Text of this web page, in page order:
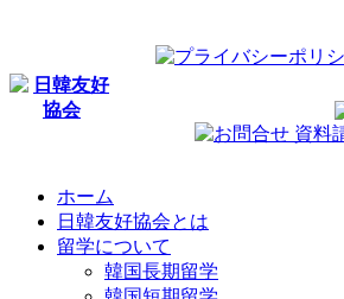
ホーム
日韓友好協会とは
留学について
韓国長期留学